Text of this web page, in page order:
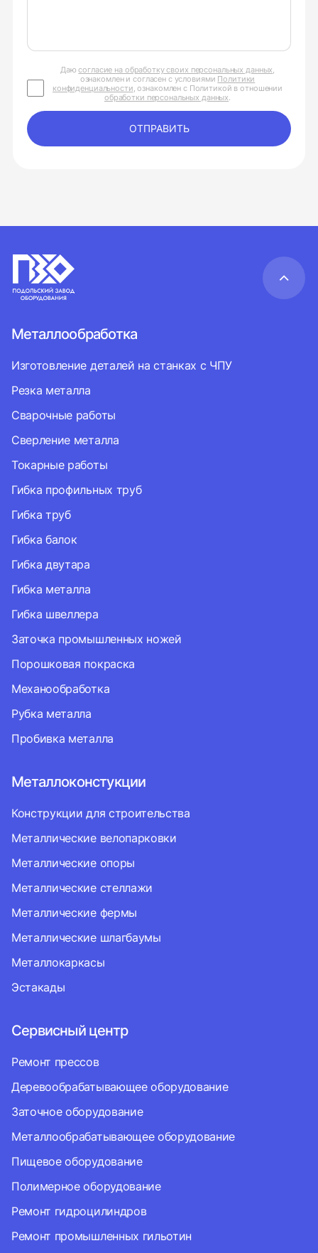
Даюсогласие на обработку своих персональных данных,
ознакомлен и согласен с условиями Политики
конфиденциальности, ознакомлен с Политикой в отношении
обработки персональных данных.
ОТПРАВИТЬ
Металлообработка
Изготовление деталей на станках с ЧПУ
Резка металла
Сварочные работы
Сверление металла
Токарные работы
Гибка профильных труб
Гибка труб
Гибка балок
Гибка двутара
Гибка металла
Гибка швеллера
Заточка промышленных ножей
Порошковая покраска
Механообработка
Рубка металла
Пробивка металла
Металлоконстукции
Конструкции для строительства
Металлические велопарковки
Металлические опоры
Металлические стеллажи
Металлические фермы
Металлические шлагбаумы
Металлокаркасы
Эстакады
Сервисный центр
Ремонт прессов
Деревообрабатывающее оборудование
Заточное оборудование
Металлообрабатывающее оборудование
Пищевое оборудование
Полимерное оборудование
Ремонт гидроцилиндров
Ремонт промышленных гильотин